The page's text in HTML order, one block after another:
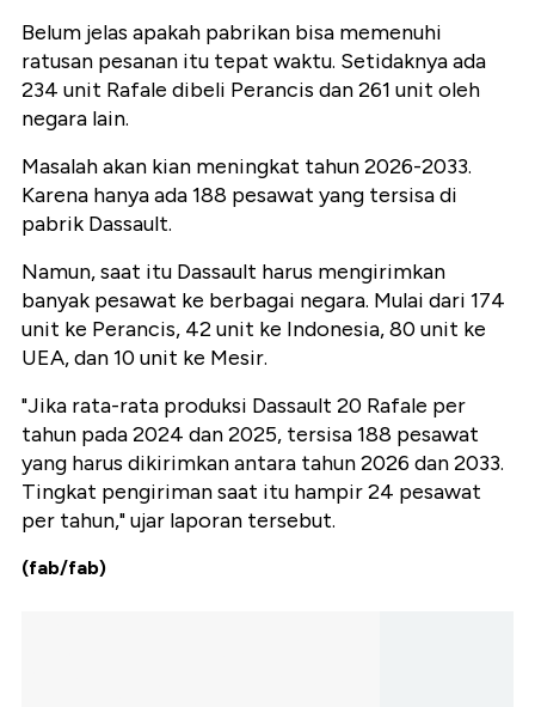
Belum jelas apakah pabrikan bisa memenuhi
ratusan pesanan itu tepat waktu. Setidaknya ada
234 unit Rafale dibeli Perancis dan 261 unit oleh
negara lain.
Masalah akan kian meningkat tahun 2026-2033.
Karena hanya ada 188 pesawat yang tersisa di
pabrik Dassault.
Namun, saat itu Dassault harus mengirimkan
banyak pesawat ke berbagai negara. Mulai dari 174
unit ke Perancis, 42 unit ke Indonesia, 80 unit ke
UEA, dan 10 unit ke Mesir.
"Jika rata-rata produksi Dassault 20 Rafale per
tahun pada 2024 dan 2025, tersisa 188 pesawat
yang harus dikirimkan antara tahun 2026 dan 2033.
Tingkat pengiriman saat itu hampir 24 pesawat
per tahun," ujar laporan tersebut.
(fab/fab)